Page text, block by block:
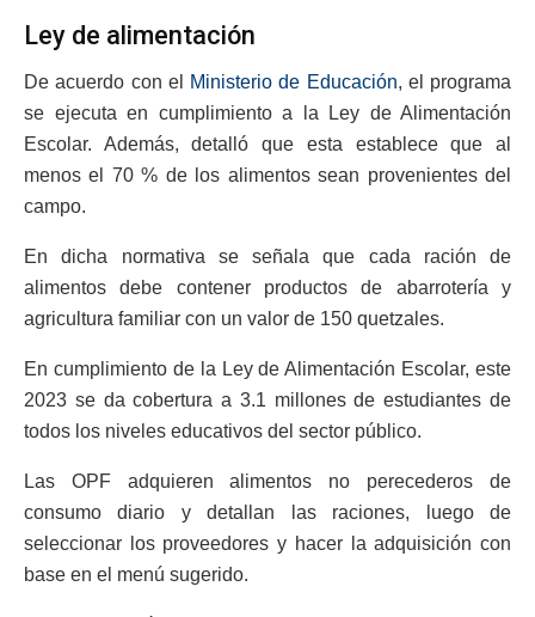
Ley de alimentación
De acuerdo con el Ministerio de Educación, el programa
se ejecuta en cumplimiento a la Ley de Alimentación
Escolar. Además, detalló que esta establece que al
menos el 70 % de los alimentos sean provenientes del
campo.
En dicha normativa se señala que cada ración de
alimentos debe contener productos de abarrotería y
agricultura familiar con un valor de 150 quetzales.
En cumplimiento de la Ley de Alimentación Escolar, este
2023 se da cobertura a 3.1 millones de estudiantes de
todos los niveles educativos del sector público.
Las OPF adquieren alimentos no perecederos de
consumo diario y detallan las raciones, luego de
seleccionar los proveedores y hacer la adquisición con
base en el menú sugerido.